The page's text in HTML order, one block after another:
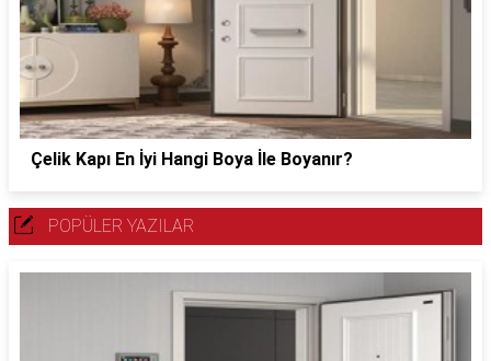
Çelik Kapı En İyi Hangi Boya İle Boyanır?
POPÜLER YAZILAR